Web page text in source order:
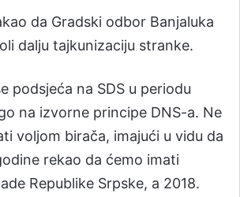
da Gradski odbor Banjaluka
dalju tajkunizaciju stranke.
podsjeća na SDS u periodu
na izvorne principe DNS-a. Ne
voljom birača, imajući u vidu da
rekao da ćemo imati
Republike Srpske, a 2018.